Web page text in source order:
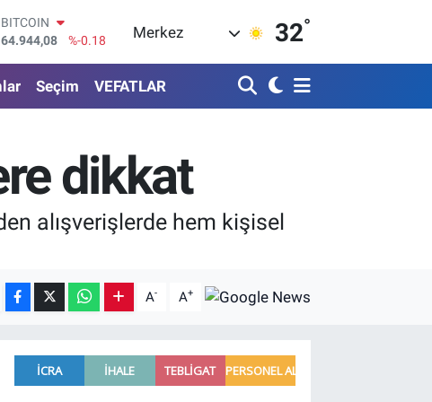
DOLAR
47,7436
%0.18
55,2510
%0.32
STERLİN
64,4811
%0.38
BİST100
13.779
%-14
64.944,08
%-0.18
Merkez 32°
Seçim VEFATLAR
dikkat
alışverişlerde hem kişisel
A- A+